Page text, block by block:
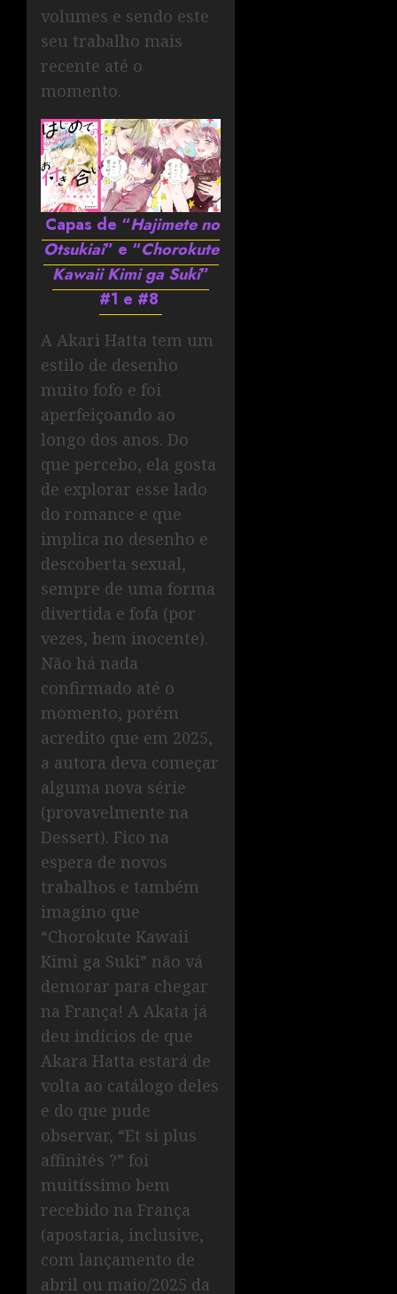
volumes e sendo este
seu trabalho mais
recente até o
momento.
Capas de “Hajimete no
Otsukiai” e “Chorokute
Kawaii Kimi ga Suki”
#1 e #8
A Akari Hatta tem um
estilo de desenho
muito fofo e foi
aperfeiçoando ao
longo dos anos. Do
que percebo, ela gosta
de explorar esse lado
do romance e que
implica no desenho e
descoberta sexual,
sempre de uma forma
divertida e fofa (por
vezes, bem inocente).
Não há nada
confirmado até o
momento, porém
acredito que em 2025,
a autora deva começar
alguma nova série
(provavelmente na
Dessert). Fico na
espera de novos
trabalhos e também
imagino que
“Chorokute Kawaii
Kimi ga Suki” não vá
demorar para chegar
na França! A Akata já
deu indícios de que
Akara Hatta estará de
volta ao catálogo deles
e do que pude
observar, “Et si plus
affinités ?” foi
muitíssimo bem
recebido na França
(apostaria, inclusive,
com lançamento de
abril ou maio/2025 da